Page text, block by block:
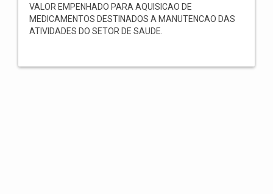
VALOR EMPENHADO PARA AQUISICAO DE
MEDICAMENTOS DESTINADOS A MANUTENCAO DAS
ATIVIDADES DO SETOR DE SAUDE.